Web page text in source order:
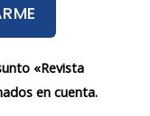
«Revista
en cuenta.